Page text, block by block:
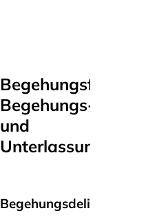
Begehungsform:
Begehungs-
und
Begehungsdelikte